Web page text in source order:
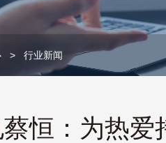
> 行业新闻
恒：为热爱